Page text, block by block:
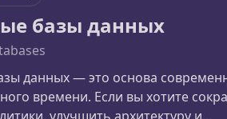
базы данных
данных — это основа
времени. Если вы хотите